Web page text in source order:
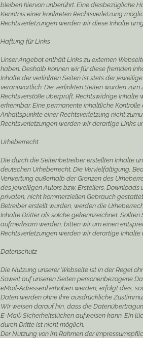
bleiben hiervon unberührt. Eine diesbezügliche
Kenntnis einer konkreten Rechtsverletzung
Rechtsverletzungen werden wir diese Inhalte
Haftung für Links
Unser Angebot enthält Links zu externen
haben. Deshalb können wir für diese fremden
Inhalte der verlinkten Seiten ist stets der
verantwortlich. Die verlinkten Seiten wurden
Rechtsverstöße überprüft. Rechtswidrige
erkennbar. Eine permanente inhaltliche
Anhaltspunkte einer Rechtsverletzung nicht
Rechtsverletzungen werden wir derartige Links
Urheberrecht
Die durch die Seitenbetreiber erstellten Inhalte
deutschen Urheberrecht. Die Vervielfältigung,
Verwertung außerhalb der Grenzen des
des jeweiligen Autors bzw. Erstellers.
privaten, nicht kommerziellen Gebrauch
Betreiber erstellt wurden, werden die
Inhalte Dritter als solche gekennzeichnet.
aufmerksam werden, bitten wir um einen
Rechtsverletzungen werden wir derartige Inhalte
Datenschutz
Die Nutzung unserer Webseite ist in der Regel
Soweit auf unseren Seiten personenbezogene
eMail-Adressen) erhoben werden, erfolgt dies,
Daten werden ohne Ihre ausdrückliche
Wir weisen darauf hin, dass die
E-Mail) Sicherheitslücken aufweisen kann. Ein
durch Dritte ist nicht möglich.
Der Nutzung von im Rahmen der